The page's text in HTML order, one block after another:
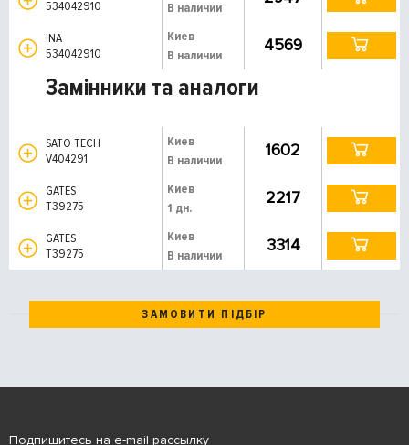
534042910
В наличии
INA
534042910
Киев
В наличии
4569
Замінники та аналоги
SATO TECH
V404291
Киев
В наличии
1602
GATES
T39275
Киев
1 дн.
2217
GATES
T39275
Киев
В наличии
3314
ЗАМОВИТИ ПІДБІР
Подпишитесь на e-mail рассылку